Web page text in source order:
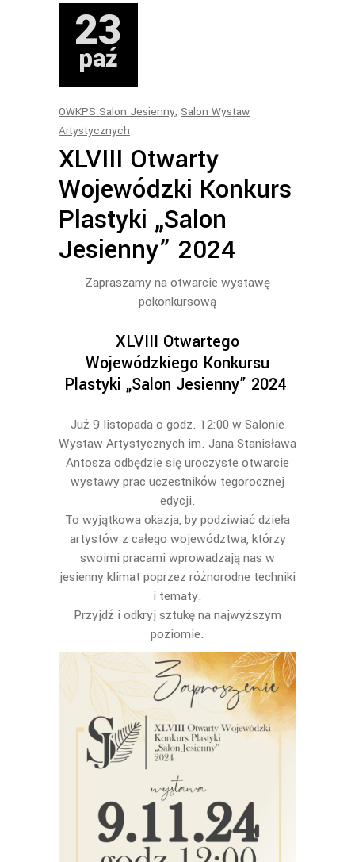
23
paź
OWKPS Salon Jesienny, Salon Wystaw
Artystycznych
XLVIII Otwarty
Wojewódzki Konkurs
Plastyki „Salon
Jesienny” 2024
Zapraszamy na otwarcie wystawę
pokonkursową
XLVIII Otwartego
Wojewódzkiego Konkursu
Plastyki „Salon Jesienny” 2024
Już 9 listopada o godz. 12:00 w Salonie
Wystaw Artystycznych im. Jana Stanisława
Antosza odbędzie się uroczyste otwarcie
wystawy prac uczestników tegorocznej
edycji.
To wyjątkowa okazja, by podziwiać dzieła
artystów z całego województwa, którzy
swoimi pracami wprowadzają nas w
jesienny klimat poprzez różnorodne techniki
i tematy.
Przyjdź i odkryj sztukę na najwyższym
poziomie.